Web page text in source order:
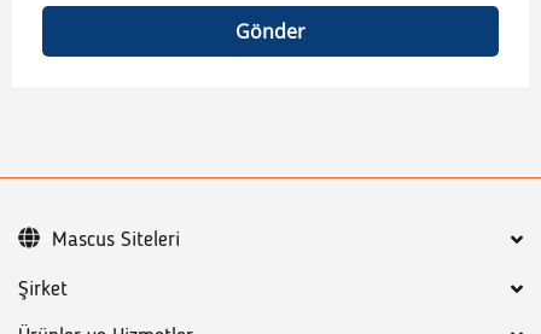
Gönder
Şirket
Mascus Siteleri